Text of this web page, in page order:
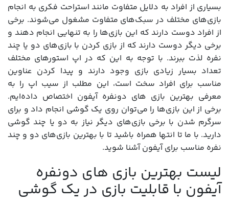
بسیاری از افراد به دلایل متفاوت مانند استراحت فکری به انجام
بازی‌های مختلف در سبک‌های متفاوت مشغول می‌شوند. برخی
از افراد دوست دارند که این بازی‌ها را به تنهایی انجام دهند و
برخی دیگر دوست دارند که از بازی کردن با بازی‌های دو یا چند
نفره لذت ببرند. با توجه به این که در اپ استورهای مختلف
تعداد بسیار زیادی بازی وجود دارند و پیدا کردن عناوین
مناسب برای افراد سخت است، این مطلب از سیب اپ را به
معرفی بهترین بازی های دونفره آیفون اختصاص داده‌ایم.
برخی از این بازی‌ها را می‌توان روی یک گوشی انجام داد و برای
سرگرم شدن با برخی بازی‌های دیگر نیاز به دو یا چند گوشی
دارید. با ما تا انتها همراه باشید تا با بهترین بازی‌های دو و چند
نفره مناسب برای آیفون آشنا شوید.
لیست بهترین بازی های دونفره
آیفون با قابلیت بازی در یک گوشی